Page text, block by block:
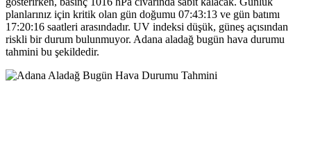
planlarınız için kritik olan gün doğumu 07:43:13 ve gün batımı
17:20:16 saatleri arasındadır. UV indeksi düşük, güneş açısından
riskli bir durum bulunmuyor. Adana aladağ bugün hava durumu
tahmini bu şekildedir.